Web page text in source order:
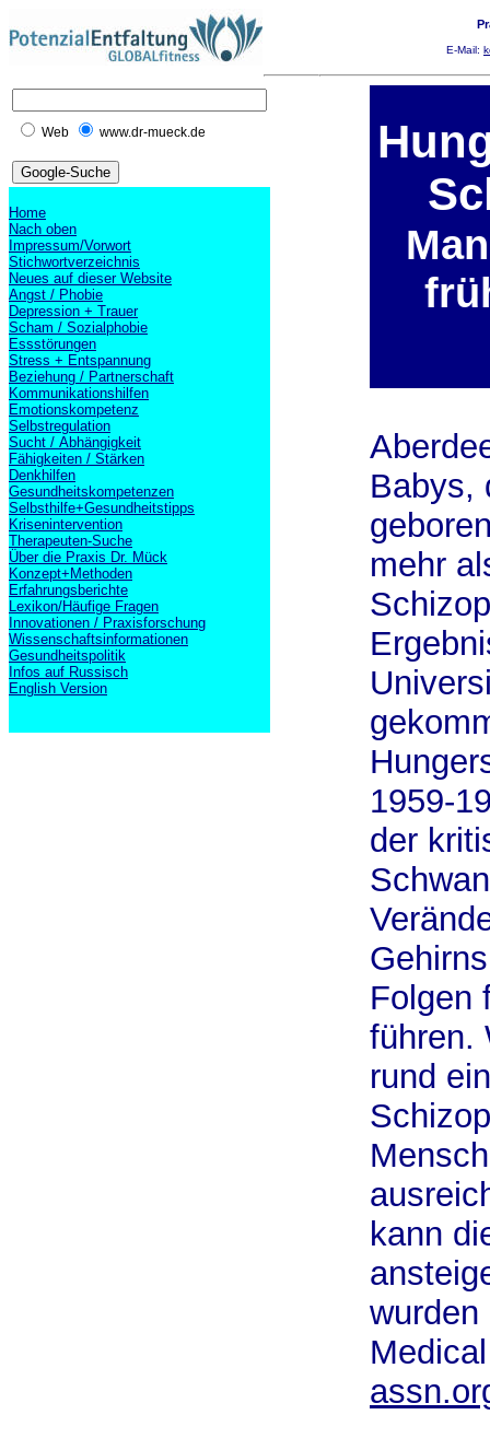
E-Mail:
Web www.dr-mueck.de
Home
Nach oben
Impressum/Vorwort
Stichwortverzeichnis
Neues auf dieser Website
Angst / Phobie
Depression + Trauer
Scham / Sozialphobie
Essstörungen
Stress + Entspannung
Beziehung / Partnerschaft
Kommunikationshilfen
Emotionskompetenz
Selbstregulation
Sucht / Abhängigkeit
Fähigkeiten / Stärken
Denkhilfen
Gesundheitskompetenzen
Selbsthilfe+Gesundheitstipps
Krisenintervention
Therapeuten-Suche
Über die Praxis Dr. Mück
Konzept+Methoden
Erfahrungsberichte
Lexikon/Häufige Fragen
Innovationen / Praxisforschung
Wissenschaftsinformationen
Gesundheitspolitik
Infos auf Russisch
English Version
Babys,
mehr
1959-
der
Folgen
führen.
rund
kann
wurden